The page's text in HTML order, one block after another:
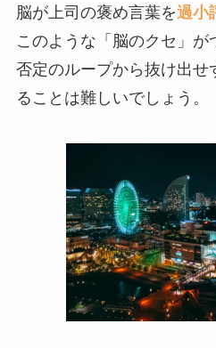
脳が上司の褒め言葉を過小
このような「脳のクセ」が
否定のループから抜け出せ
ることは難しいでしょう。